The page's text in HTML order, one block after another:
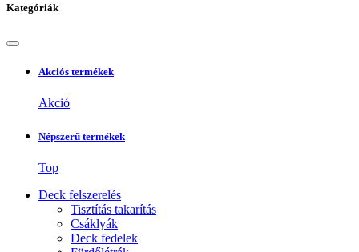
Kategóriák
Akciós termékek
Akció
Népszerű termékek
Top
Deck felszerelés
Tisztítás takarítás
Csáklyák
Deck fedelek